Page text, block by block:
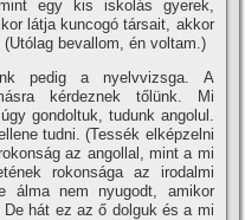
egy kis iskolás gyerek,
látja kuncogó társait, akkor
bevallom, én voltam.)
pedig a nyelvvizsga. A
kérdeznek tőlünk. Mi
gondoltuk, tudunk angolul.
tudni. (Tessék elképzelni
az angollal, mint a mi
rokonsága az irodalmi
álma nem nyugodt, amikor
hát ez az ő dolguk és a mi